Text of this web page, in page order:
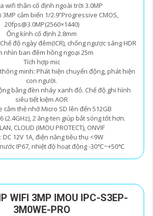
wifi thân cố định ngoài trời 3.0MP
cảm biến 1/2.9”Progressive CMOS,
20fps@3.0MP(2560×1440)
Ống kính cố định 2.8mm
độ ngày đêm(ICR), chống ngược sáng HDR
nhìn ban đêm hồng ngoại 25m
Tích hợp mic
minh: Phát hiện chuyển động, phát hiện
con người.
bằng đèn nháy xanh đỏ. Chế độ ghi hình
siêu tiết kiệm AOR
cắm thẻ nhớ Micro SD lên đến 512GB
(2.4GHz), 2 ăng-ten giúp bắt sóng tốt hơn.
CLOUD (IMOU PROTECT), ONVIF
DC 12V 1A, điện năng tiêu thụ <9W
IP67, nhiệt độ hoạt động -30℃~+50℃
WIFI 3MP IMOU IPC-S3EP-
3M0WE-PRO